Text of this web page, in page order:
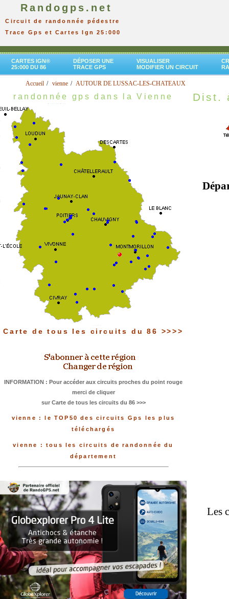
Randogps.net
Circuit de randonnée pédestre
Trace Gps et Cartes Ign 25:000
CARTES IGN®
25:000 DU 86
DÉPOSER UNE
TRACE GPS
VISUALISER
MODIFIER UN CIRCUIT
Accueil vienne AUTOUR DE LUSSAC-LES-CHATEAUX
randonnée gps dans la Vienne
Carte de tous les circuits du 86 >>>>
INFORMATION : Pour accéder aux circuits proches du point rouge
merci de cliquer
sur Carte de tous les circuits du 86 >>>
vienne : le TOP50 des circuits Gps les plus
téléchargés
vienne : tous les circuits de randonnée du
département
Dist.
Les